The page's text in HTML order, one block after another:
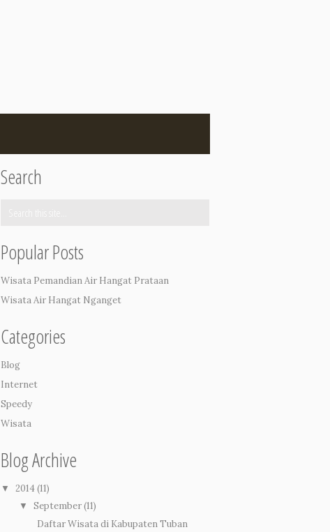
Search
Popular Posts
Wisata Pemandian Air Hangat Prataan
Wisata Air Hangat Nganget
Categories
Blog
Internet
Speedy
Wisata
Blog Archive
▼ 2014(11)
▼ September(11)
Daftar Wisata di Kabupaten Tuban